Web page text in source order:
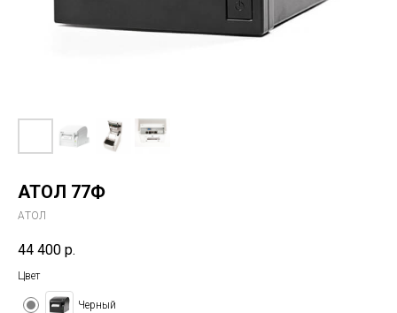
АТОЛ 77Ф
AТОЛ
44 400 р.
Цвет
Черный